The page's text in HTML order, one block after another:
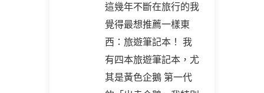
這幾年不斷在旅行的我
覺得最想推薦一樣東
西：旅遊筆記本！ 我
有四本旅遊筆記本，尤
其是黃色企鵝 第一代